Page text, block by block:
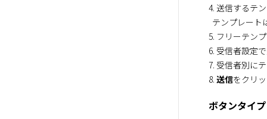
4. 送信するテ
5. フリーテン
6. 受信者設定
7. 受信者別に
8. 送信をクリ
ボタンタイプ